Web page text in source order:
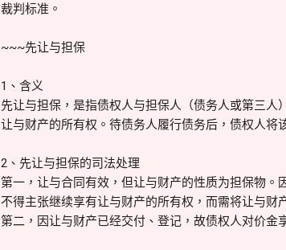
裁判标准。
~~~先让与担保
1、含义
先让与担保，是指债权人与担保人（债务人或第三
让与财产的所有权。待债务人履行债务后，债权人将
2、先让与担保的司法处理
第一，让与合同有效，但让与财产的性质为担保物
不得主张继续享有让与财产的所有权，而需将让与财
第二，因让与财产已经交付、登记，故债权人对价金